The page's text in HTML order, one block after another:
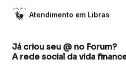
Atendimento em Libras
Já criou seu @ no Forum?
A rede social da vida